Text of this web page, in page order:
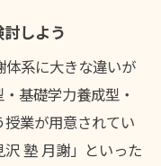
しよう
系に大きな違いが
基礎学力養成型・
業が用意されてい
塾 月謝」といった